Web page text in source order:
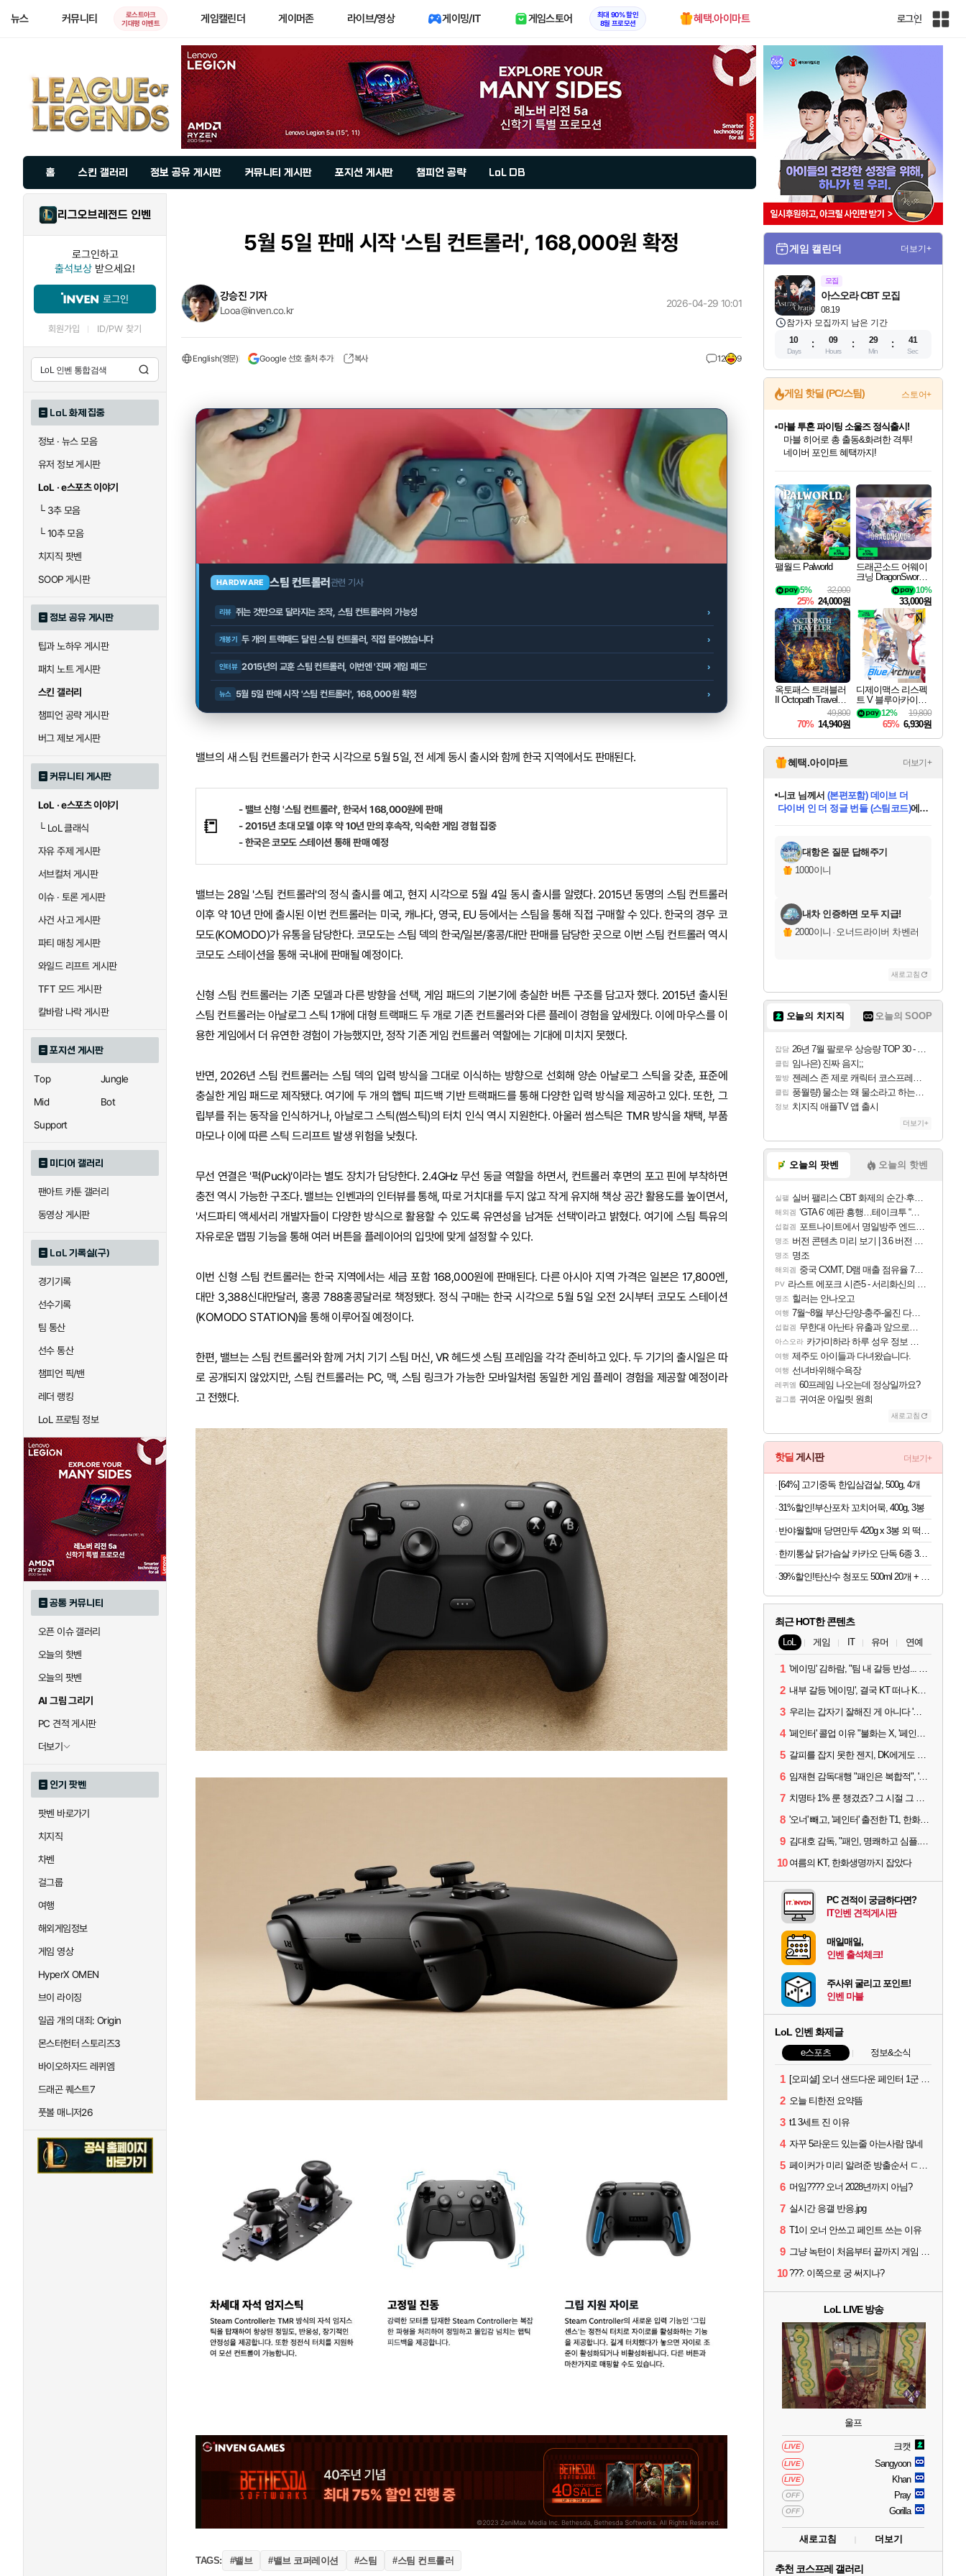
뉴스 커뮤니티
로스트아크
기대평 이벤트
게임캘린더 게이머존 라이브/영상 게이밍/IT 게임스토어
최대 90% 할인
8월 프로모션
혜택.아이마트 로그인
인
홈 스킨 갤러리 정보 공유 게시판 커뮤니티 게시판 포지션 게시판 챔피언 공략 LoL DB
리그오브레전드 인벤
로그인하고
출석보상 받으세요!
로그인
회원가입 ID/PW 찾기
LoL 화제 집중
정보 · 뉴스 모음
유저 정보 게시판
LoL · e스포츠 이야기
└3추 모음
└10추 모음
치지직 팟벤
SOOP 게시판
정보 공유 게시판
팁과 노하우 게시판
패치 노트 게시판
스킨 갤러리
챔피언 공략 게시판
버그 제보 게시판
커뮤니티 게시판
LoL · e스포츠 이야기
└LoL 클래식
자유 주제 게시판
서브컬처 게시판
이슈 · 토론 게시판
사건 사고 게시판
파티 매칭 게시판
와일드 리프트 게시판
TFT 모드 게시판
칼바람 나락 게시판
포지션 게시판
Top
Jungle
Mid
Bot
Support
미디어 갤러리
팬아트 카툰 갤러리
동영상 게시판
LoL 기록실(구)
경기기록
선수기록
팀 통산
선수 통산
챔피언 픽/밴
레더 랭킹
LoL 프로팀 정보
공통 커뮤니티
오픈 이슈 갤러리
오늘의 핫벤
오늘의 팟벤
AI 그림 그리기
PC 견적 게시판
더보기
인기 팟벤
팟벤 바로가기
치지직
차벤
걸그룹
여행
해외게임정보
게임 영상
HyperX OMEN
브이 라이징
일곱 개의 대죄: Origin
몬스터헌터 스토리즈3
바이오하자드 레퀴엠
드래곤 퀘스트7
풋볼 매니저26
5월 5일 판매 시작 '스팀 컨트롤러', 168,000원 확정
강승진 기자
Looa@inven.co.kr
English(영문) Google 선호 출처 추가 복사 12 9
2026-04-29 10:01
HARDWARE 스팀 컨트롤러 관련 기사
리뷰 쥐는 것만으로 달라지는 조작, 스팀 컨트롤러의 가능성 ›
개봉기 두 개의 트랙패드 달린 스팀 컨트롤러, 직접 뜯어봤습니다 ›
인터뷰 2015년의 교훈 스팀 컨트롤러, 이번엔 '진짜 게임 패드' ›
뉴스 5월 5일 판매 시작 '스팀 컨트롤러', 168,000원 확정 ›
밸브의 새 스팀 컨트롤러가 한국 시각으로 5월 5일, 전 세계 동시 출시와 함께 한국 지역에서도 판매된다.
📒
- 밸브 신형 '스팀 컨트롤러', 한국서 168,000원에 판매
- 2015년 초대 모델 이후 약 10년 만의 후속작, 익숙한 게임 경험 집중
- 한국은 코모도 스테이션 통해 판매 예정
밸브는 28일 '스팀 컨트롤러'의 정식 출시를 예고, 현지 시각으로 5월 4일 동시 출시를 알렸다. 2015년 동명의 스팀 컨트롤러
이후 약 10년 만에 출시된 이번 컨트롤러는 미국, 캐나다, 영국, EU 등에서는 스팀을 통해 직접 구매할 수 있다. 한국의 경우 코
모도(KOMODO)가 유통을 담당한다. 코모도는 스팀 덱의 한국/일본/홍콩/대만 판매를 담당한 곳으로 이번 스팀 컨트롤러 역시
코모도 스테이션을 통해 국내에 판매될 예정이다.
신형 스팀 컨트롤러는 기존 모델과 다른 방향을 선택, 게임 패드의 기본기에 충실한 버튼 구조를 담고자 했다. 2015년 출시된
스팀 컨트롤러는 아날로그 스틱 1개에 대형 트랙패드 두 개로 기존 컨트롤러와 다른 플레이 경험을 앞세웠다. 이에 마우스를 이
용한 게임에서 더 유연한 경험이 가능했지만, 정작 기존 게임 컨트롤러 역할에는 기대에 미치지 못했다.
반면, 2026년 스팀 컨트롤러는 스팀 덱의 입력 방식을 그대로 이식하는 방향으로 선회해 양손 아날로그 스틱을 갖춘, 표준에
충실한 게임 패드로 제작됐다. 여기에 두 개의 햅틱 피드백 기반 트랙패드를 통해 다양한 입력 방식을 제공하고 있다. 또한, 그
립부를 쥐는 동작을 인식하거나, 아날로그 스틱(썸스틱)의 터치 인식 역시 지원한다. 아울러 썸스틱은 TMR 방식을 채택, 부품
마모나 이에 따른 스틱 드리프트 발생 위험을 낮췄다.
무선 연결은 '퍽(Puck)'이라는 별도 장치가 담당한다. 2.4GHz 무선 동글 역할을 하면서, 컨트롤러 후면의 포고 핀에 부착하면
충전 역시 가능한 구조다. 밸브는 인벤과의 인터뷰를 통해, 따로 거치대를 두지 않고 작게 유지해 책상 공간 활용도를 높이면서,
'서드파티 액세서리 개발자들이 다양한 방식으로 활용할 수 있도록 유연성을 남겨둔 선택'이라고 밝혔다. 여기에 스팀 특유의
자유로운 맵핑 기능을 통해 여러 버튼을 플레이어의 입맛에 맞게 설정할 수 있다.
이번 신형 스팀 컨트롤러는 한국 지역에서는 세금 포함 168,000원에 판매된다. 다른 아시아 지역 가격은 일본은 17,800엔,
대만 3,388신대만달러, 홍콩 788홍콩달러로 책정됐다. 정식 구매는 한국 시각으로 5월 5일 오전 2시부터 코모도 스테이션
(KOMODO STATION)을 통해 이루어질 예정이다.
한편, 밸브는 스팀 컨트롤러와 함께 거치 기기 스팀 머신, VR 헤드셋 스팀 프레임을 각각 준비하고 있다. 두 기기의 출시일은 따
로 공개되지 않았지만, 스팀 컨트롤러는 PC, 맥, 스팀 링크가 가능한 모바일처럼 동일한 게임 플레이 경험을 제공할 예정이라
고 전했다.
TAGS: #밸브 #밸브 코퍼레이션 #스팀 #스팀 컨트롤러
게임 캘린더 더보기+
모집
08.19
아스오라 CBT 모집
참가자 모집까지 남은 기간
10
Days
09
Hours
29
Min
40
Sec
게임 핫딜 (PC/스팀) 스토어+
최대 90% 할인가를 만나보세요!
네이버혜택과 함께 만나보세요!
50%할인&추가 적립까지!
네이버 포인트 혜택까지!
귀무자: 검의 길 예약 판매 중!
10% 할인과
이니&베니 혜택까지!
네이버 혜택가와 함께 예약하세요!
할인&네이버혜택으로 만나보세요!
네이버페이 혜택과 만나보세요!
40주년 프로모션으로 만나보세요!
할인가에 만나보세요!
일부 에디션 상시 할인!
혜택으로 예약 판매 중
편안하게 충전하세요
팰월드 Palworld
32,000
5%
25% 24,000원
드래곤소드 어웨이
크닝 DragonSword A
10%
33,000원
옥토패스 트래블러
II Octopath Traveler I
49,800
70% 14,940원
디제이맥스 리스펙
트 V 블루아카이브
팩 DJMAX RESPE
CT V Blue Archive P
ack DLC
19,800
12%
65% 6,930원
혜택.아이마트 더보기+
교환.
당첨되셨습니다.
당첨되셨습니다.
한건했습니다님께서마피아
데피니티브 에디션 (스팀코드)에
당첨되셨습니다.
당첨되셨습니다.
당첨되셨습니다.
당첨되셨습니다.
에디션 (스팀코드)를 교환.
당첨되셨습니다.
대항온 질문 답해주기
1000이니
내차 인증하면 모두 지급!
2000이니 · 오너드라이버 차벤러
새로고침
오늘의 치지직 오늘의 SOOP
잡담 26년 7월 팔로우 상승량 TOP 30 - 월간 치지직
클립 임나은) 진짜 음지;;
짤방 젠레스 존 제로 캐릭터 코스프레한 꽁주
클립 풍월량) 물소는 왜 물소라고 하는거야? 아! 그만 ㅋㅋ 알았어 ㅋㅋ
정보 치지직 애플TV 앱 출시
더보기+
오늘의 팟벤 오늘의 핫벤
실팰 실버 팰리스 CBT 화제의 순간·후기 모음
해외겜 ‘GTA 6’ 예판 흥행…테이크투 “내부 예상 크게 넘어”
섭컬겜 포트나이트에서 명일방주 엔드필드 [펠리카] 판매 예정
명조 버전 콘텐츠 미리 보기 | 3.6 버전 「신기루 속 등불 그림자, 속세에 깃든 검의 결심」이 8월 20일에 업데이트됩니다!
명조 명조
해외겜 중국 CXMT, D램 매출 점유율 7%…글로벌 4위로 부상
PV 라스트 에포크 시즌5 - 서리화신의 분노 티저
명조 힐러는 안나오고
여행 7월~8월 부산-단양-충주-울진 다녀왔어요~
섭컬겜 무한대 아난타 유출과 앞으로의 예상 (루머)
아스오라 카가미하라 하루 성우 정보 및 주요 필모
여행 제주도 아이들과 다녀왔습니다.
여행 선녀바위해수욕장
레퀴엠 60프레임 나오는데 정상일까요?
걸그룹 귀여운 아일릿 원희
새로고침
핫딜 게시판 더보기+
[64%] 고기중독 한입삼겹살, 500g, 4개
31%할인!부산포차 꼬치어묵, 400g, 3봉
한끼통살 닭가슴살 카카오 단독 6종 30팩 (소스/그릴드/소시지/스테이크/저염/마녀스프/닭가슴살)
39%할인!탄산수 청포도 500ml 20개 + 레몬 500ml 20개, 40개
최근 HOT한 콘텐츠
LoL 게임 IT 유머 연예
1 '에이밍' 김하람, "팀 내 갈등 반성... 끝까지 뛰고 싶었다"
2 내부 갈등 '에이밍', 결국 KT 떠나 KRX로...'지우'와 트레이드
3 우리는 갑자기 잘해진 게 아니다 '씨맥' 김대호 감독의 자신감
4 '페인터' 콜업 이유 "불화는 X, '페인터'는 부족한 콜을 채워줄 선수"
5 갈피를 잡지 못한 젠지, DK에게도 0:2 패배
6 임재현 감독대행 "패인은 복합적", '도란' "팀에 과부하 왔다"
7 치명타 1% 룬 챙겼죠? 그 시절 그 감성 '롤 클래식' 30일 출시
8 '오너' 빼고, '페인터' 출전한 T1, 한화생명에 패배
9 김대호 감독, "패인, 명쾌하고 심플...다시 힘낼 수 있어"
10 여름의 KT, 한화생명까지 잡았다
PC 견적이 궁금하다면?
IT인벤 견적게시판
매일매일,
인벤 출석체크!
주사위 굴리고 포인트!
인벤 마블
LoL 인벤 화제글
e스포츠 정보&소식
1 [오피셜] 오너 샌드다운 페인터 1군 콜업 출전
2 오늘 티한전 요약뜸
3 t1 3세트 진 이유
4 자꾸 5라운드 있는줄 아는사람 많네
5 페이커가 미리 알려준 방출순서 ㄷㄷㄷㄷ
6 머임???? 오너 2028년까지 아님?
7 실시간 응갤 반응.jpg
8 T1이 오너 안쓰고 페인트 쓰는 이유
9 그냥 녹턴이 처음부터 끝까지 게임 지게 굴려줬는데
10 ???: 이쪽으로 궁 써지나?
LoL LIVE 방송
울프
LIVE 크캣
LIVE Sangyoon
LIVE Khan
OFF Pray
OFF Gorilla
새로고침 더보기
추천 코스프레 갤러리